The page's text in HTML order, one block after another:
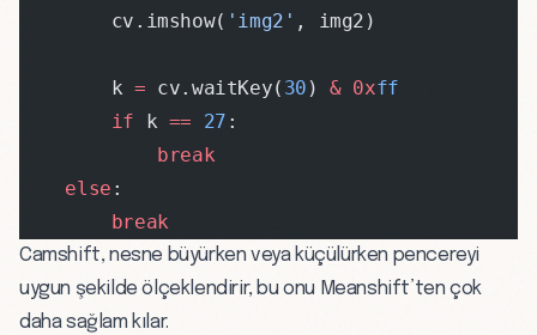
        cv.imshow(
'img2' , img2)
        k
= cv.waitKey( 30 ) & 0xff
        if
k == 27 :
            break
    else
:
        break
Camshift, nesne büyürken veya küçülürken pencereyi
uygun şekilde ölçeklendirir, bu onu Meanshift’ten çok
daha sağlam kılar.